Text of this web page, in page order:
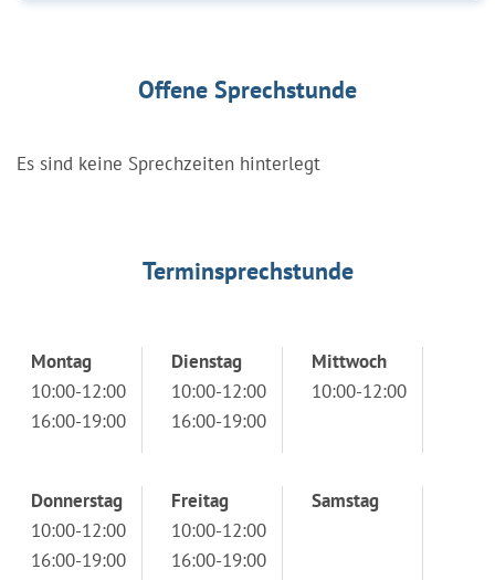
Offene Sprechstunde
Es sind keine Sprechzeiten hinterlegt
Terminsprechstunde
Montag
10:00-12:00
16:00-19:00
Dienstag
10:00-12:00
16:00-19:00
Mittwoch
10:00-12:00
Donnerstag
10:00-12:00
16:00-19:00
Freitag
10:00-12:00
16:00-19:00
Samstag